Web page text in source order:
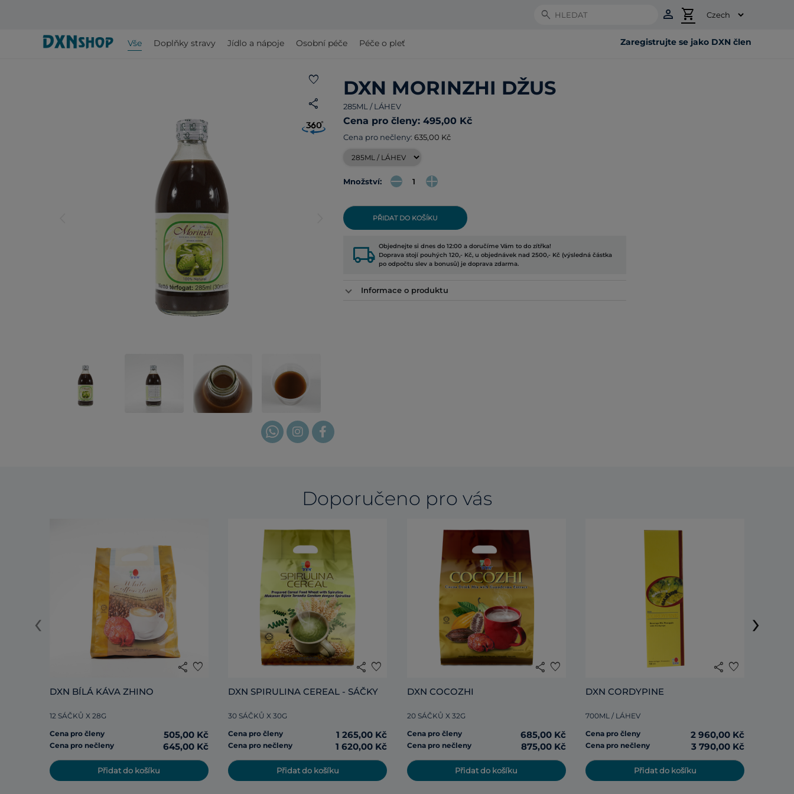
Search person shopping_cart
Vše Doplňky stravy Jídlo a nápoje Osobní péče Péče o pleť Zaregistrujte se jako DXN člen
favorite
share
DXN MORINZHI DŽUS
285ML / LÁHEV
Cena pro členy: 495,00 Kč
Cena pro nečleny: 635,00 Kč
Množství:
PŘIDAT DO KOŠÍKU
local_shipping Objednejte si dnes do 12:00 a doručíme Vám to do zítřka!
Doprava stojí pouhých 120,- Kč, u objednávek nad 2500,- Kč (výsledná částka
po odpočtu slev a bonusů) je doprava zdarma.
Informace o produktu
Doporučeno pro vás
share favorite
DXN BÍLÁ KÁVA ZHINO
12 SÁČKŮ X 28G
Cena pro členy
505,00 Kč
Cena pro nečleny 645,00 Kč
Přidat do košíku
share favorite
DXN SPIRULINA CEREAL - SÁČKY
30 SÁČKŮ X 30G
Cena pro členy
1 265,00 Kč
Cena pro nečleny 1 620,00 Kč
Přidat do košíku
share favorite
DXN COCOZHI
20 SÁČKŮ X 32G
Cena pro členy
685,00 Kč
Cena pro nečleny 875,00 Kč
Přidat do košíku
share favorite
DXN CORDYPINE
700ML / LÁHEV
Cena pro členy
2 960,00 Kč
Cena pro nečleny 3 790,00 Kč
Přidat do košíku
‹ ›